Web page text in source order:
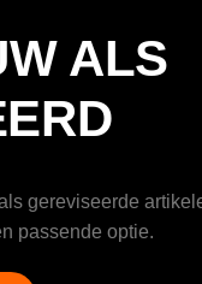
ALS
gereviseerde
passende optie.